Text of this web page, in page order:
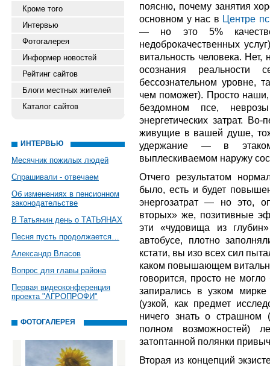
Кроме того
Интервью
Фотогалерея
Информер новостей
Рейтинг сайтов
Блоги местных жителей
Каталог сайтов
ИНТЕРВЬЮ
Месячник пожилых людей
Спрашивали - отвечаем
Об изменениях в пенсионном
законодательстве
В Татьянин день о ТАТЬЯНАХ
Песня пусть продолжается…
Александр Власов
Вопрос для главы района
Первая видеоконференция
проекта "АГРОПРОФИ"
ФОТОГАЛЕРЕЯ
поясню, почему занятия
основном у нас в Центре
— но это 5%
недоброкачественных
витальность человека.
осознания
бессознательном уровне,
чем поможет). Просто
бездомном псе,
энергетических затрат.
живущие в вашей душе,
удержание — в
выплескиваемом наружу
Отчего результатом
было, есть и будет
энергозатрат — но это,
вторых» же, позитивные
эти «чудовища из
автобусе, плотно
кстати, вы изо всех сил
каком повышающем
говорится, просто не
запирались в узком
(узкой, как предмет
ничего знать о
полном возможностей)
затоптанной полянки
Вторая из концепций